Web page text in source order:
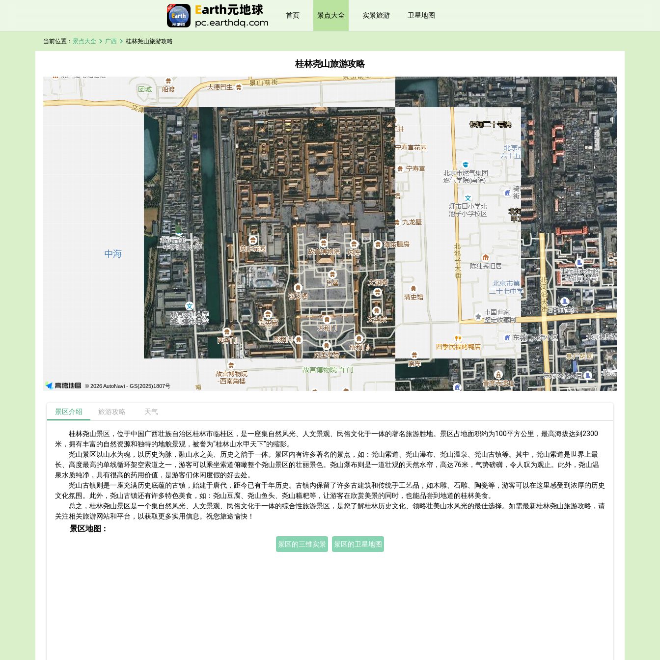
首页 景点大全 实景旅游 卫星地图
当前位置： 景点大全 chevron_right 广西 chevron_right 桂林尧山旅游攻略
桂林尧山旅游攻略
桂林尧山卫星地图 加载中，请稍候...
© 2026 AutoNavi - GS(2025)1807号
景区介绍 旅游攻略 天气
桂林尧山景区，位于中国广西壮族自治区桂林市临桂区，是一座集自然风光、人文景观、民俗文化于一体的著名旅游胜地。景区占地面积约为100平方公里，最高海拔达到2300
米，拥有丰富的自然资源和独特的地貌景观，被誉为“桂林山水甲天下”的缩影。
尧山景区以山水为魂，以历史为脉，融山水之美、历史之韵于一体。景区内有许多著名的景点，如：尧山索道、尧山瀑布、尧山温泉、尧山古镇等。其中，尧山索道是世界上最
长、高度最高的单线循环架空索道之一，游客可以乘坐索道俯瞰整个尧山景区的壮丽景色。尧山瀑布则是一道壮观的天然水帘，高达76米，气势磅礴，令人叹为观止。此外，尧山温
泉水质纯净，具有很高的药用价值，是游客们休闲度假的好去处。
尧山古镇则是一座充满历史底蕴的古镇，始建于唐代，距今已有千年历史。古镇内保留了许多古建筑和传统手工艺品，如木雕、石雕、陶瓷等，游客可以在这里感受到浓厚的历史
文化氛围。此外，尧山古镇还有许多特色美食，如：尧山豆腐、尧山鱼头、尧山糍粑等，让游客在欣赏美景的同时，也能品尝到地道的桂林美食。
总之，桂林尧山景区是一个集自然风光、人文景观、民俗文化于一体的综合性旅游景区，是您了解桂林历史文化、领略壮美山水风光的最佳选择。如需最新桂林尧山旅游攻略，请
关注相关旅游网站和平台，以获取更多实用信息。祝您旅途愉快！
景区地图：
景区的三维实景 景区的卫星地图